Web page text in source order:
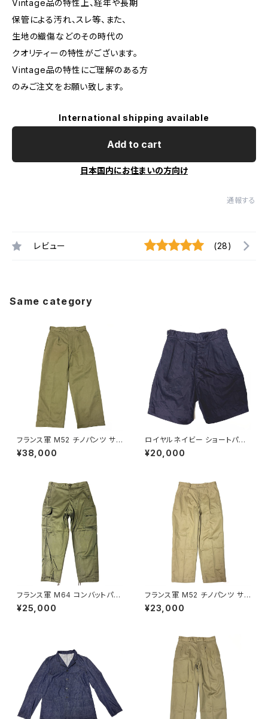
Vintage品の特性上、経年や長期
保管による汚れ、スレ等、また、
生地の織傷などのその時代の
クオリティーの特性がございます。
Vintage品の特性にご理解のある方
のみご注文をお願い致します。
International shipping available
Add to cart
日本国内にお住まいの方向け
通報する
レビュー (28)
Same category
フランス軍 M52 チノパンツ サイ
ズ 22 初期モデル French Arm
y Chino Pants M45/52 Earl
¥38,000
ロイヤルネイビー ショートパン
ツ Royal Navy Shorts Blue
Drill Tropical N P
¥20,000
フランス軍 M64 コンバットパン
ツ 84XC French Army M64
Combat Pants 1968
¥25,000
フランス軍 M52 チノパンツ サイ
ズ 25 French Army Chino P
ants M45/52
¥23,000